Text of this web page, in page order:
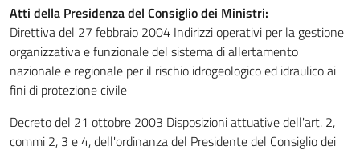
Atti della Presidenza del Consiglio dei Ministri:
Direttiva del 27 febbraio 2004 Indirizzi operativi per la gestione
organizzativa e funzionale del sistema di allertamento
nazionale e regionale per il rischio idrogeologico ed idraulico ai
fini di protezione civile
Decreto del 21 ottobre 2003 Disposizioni attuative dell'art. 2,
commi 2, 3 e 4, dell'ordinanza del Presidente del Consiglio dei